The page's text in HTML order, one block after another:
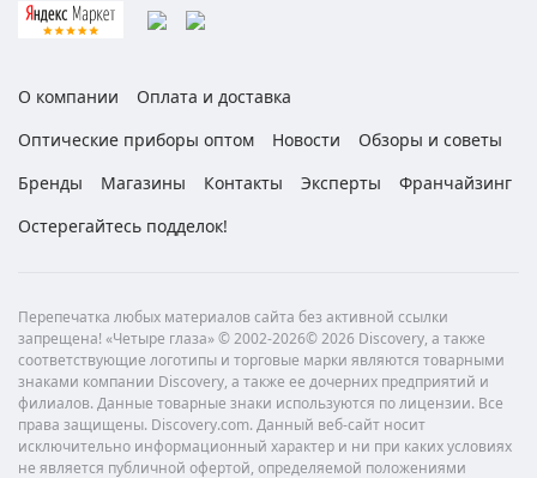
О компании
Оплата и доставка
Оптические приборы оптом
Новости
Обзоры и советы
Бренды
Магазины Контакты Эксперты
Франчайзинг
Остерегайтесь подделок!
Перепечатка любых материалов сайта без активной ссылки
запрещена! «Четыре глаза» © 2002-2026© 2026 Discovery, а также
соответствующие логотипы и торговые марки являются товарными
знаками компании Discovery, а также ее дочерних предприятий и
филиалов. Данные товарные знаки используются по лицензии. Все
права защищены. Discovery.com. Данный веб-сайт носит
исключительно информационный характер и ни при каких условиях
не является публичной офертой, определяемой положениями